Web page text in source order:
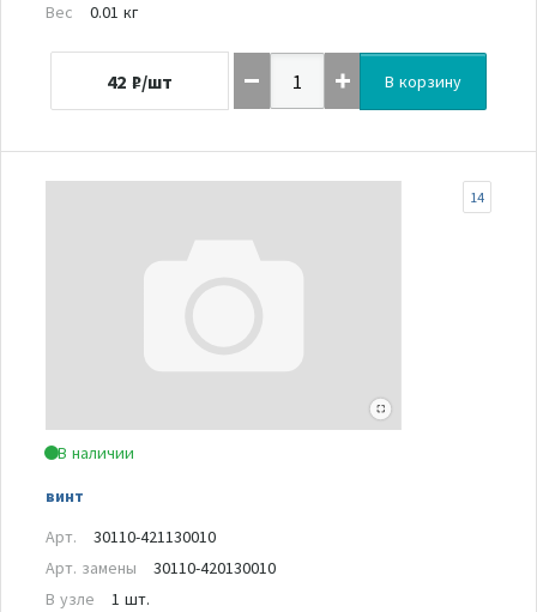
Вес
0.01 кг
42 ₽/шт В корзину
В наличии
винт
14
Арт.
30110-421130010
Арт. замены
30110-420130010
В узле
1 шт.